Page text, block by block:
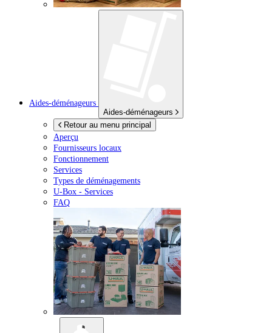
Aides-déménageurs
Aides-déménageurs
Retour au menu principal
Aperçu
Fournisseurs locaux
Fonctionnement
Services
Types de déménagements
U-Box - Services
FAQ